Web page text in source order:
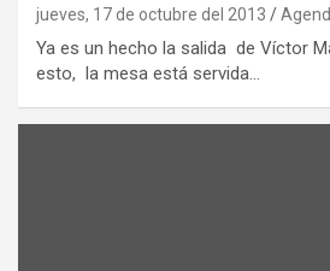
jueves, 17 de octubre del 2013
Ya es un hecho la salida de Víctor
esto, la mesa está servida…